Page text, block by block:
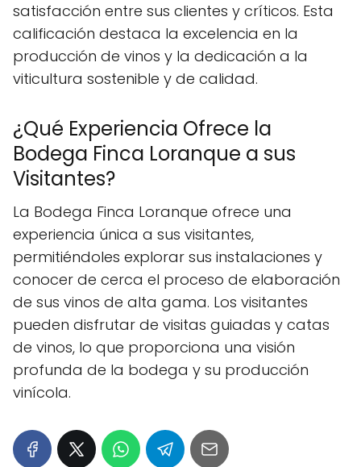
satisfacción entre sus clientes y críticos. Esta
calificación destaca la excelencia en la
producción de vinos y la dedicación a la
viticultura sostenible y de calidad.
¿Qué Experiencia Ofrece la
Bodega Finca Loranque a sus
Visitantes?
La Bodega Finca Loranque ofrece una
experiencia única a sus visitantes,
permitiéndoles explorar sus instalaciones y
conocer de cerca el proceso de elaboración
de sus vinos de alta gama. Los visitantes
pueden disfrutar de visitas guiadas y catas
de vinos, lo que proporciona una visión
profunda de la bodega y su producción
vinícola.